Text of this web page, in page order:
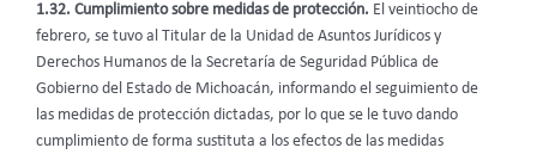
1.32. Cumplimiento sobre medidas de protección. El veintiocho de
febrero, se tuvo al Titular de la Unidad de Asuntos Jurídicos y
Derechos Humanos de la Secretaría de Seguridad Pública de
Gobierno del Estado de Michoacán, informando el seguimiento de
las medidas de protección dictadas, por lo que se le tuvo dando
cumplimiento de forma sustituta a los efectos de las medidas